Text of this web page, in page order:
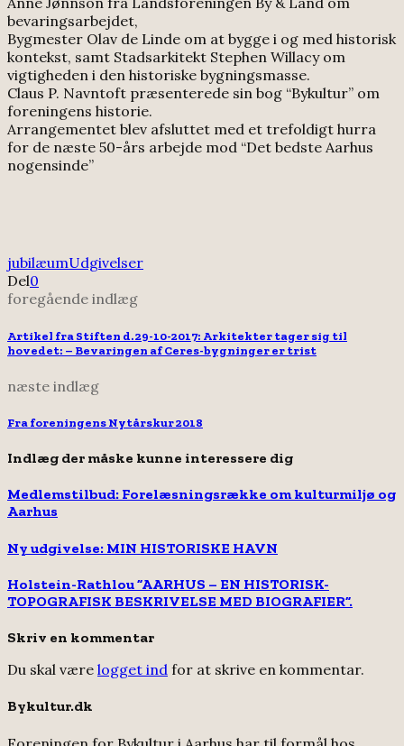
bevaringsarbejdet,
Bygmester Olav de Linde om at bygge i og med historisk
kontekst, samt Stadsarkitekt Stephen Willacy om
vigtigheden i den historiske bygningsmasse.
Claus P. Navntoft præsenterede sin bog “Bykultur” om
foreningens historie.
Arrangementet blev afsluttet med et trefoldigt hurra
for de næste 50-års arbejde mod “Det bedste Aarhus
nogensinde”
jubilæumUdgivelser
Del0
foregående indlæg
Artikel fra Stiften d. 29-10-2017: Arkitekter tager sig til
hovedet: – Bevaringen af Ceres-bygninger er trist
næste indlæg
Fra foreningens Nytårskur 2018
Indlæg der måske kunne interessere dig
Medlemstilbud: Forelæsningsrække om kulturmiljø og
Aarhus
Ny udgivelse: MIN HISTORISKE HAVN
Holstein-Rathlou ”AARHUS – EN HISTORISK-
TOPOGRAFISK BESKRIVELSE MED BIOGRAFIER”.
Skriv en kommentar
Du skal være logget ind for at skrive en kommentar.
Bykultur.dk